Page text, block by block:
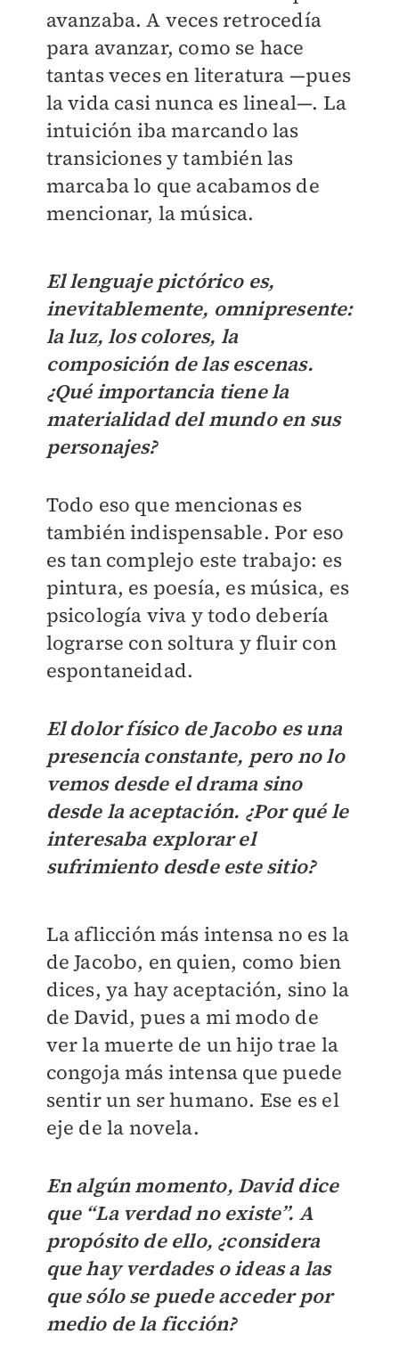
avanzaba. A veces retrocedía
para avanzar, como se hace
tantas veces en literatura —pues
la vida casi nunca es lineal—. La
intuición iba marcando las
transiciones y también las
marcaba lo que acabamos de
mencionar, la música.
El lenguaje pictórico es,
inevitablemente, omnipresente:
la luz, los colores, la
composición de las escenas.
¿Qué importancia tiene la
materialidad del mundo en sus
personajes?
Todo eso que mencionas es
también indispensable. Por eso
es tan complejo este trabajo: es
pintura, es poesía, es música, es
psicología viva y todo debería
lograrse con soltura y fluir con
espontaneidad.
El dolor físico de Jacobo es una
presencia constante, pero no lo
vemos desde el drama sino
desde la aceptación. ¿Por qué le
interesaba explorar el
sufrimiento desde este sitio?
La aflicción más intensa no es la
de Jacobo, en quien, como bien
dices, ya hay aceptación, sino la
de David, pues a mi modo de
ver la muerte de un hijo trae la
congoja más intensa que puede
sentir un ser humano. Ese es el
eje de la novela.
En algún momento, David dice
que “La verdad no existe”. A
propósito de ello, ¿considera
que hay verdades o ideas a las
que sólo se puede acceder por
medio de la ficción?